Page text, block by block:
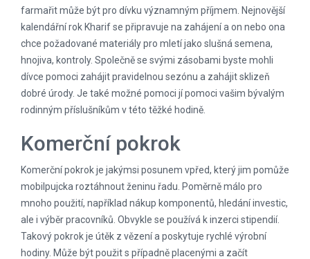
farmařit může být pro dívku významným příjmem. Nejnovější
kalendářní rok Kharif se připravuje na zahájení a on nebo ona
chce požadované materiály pro mletí jako slušná semena,
hnojiva, kontroly. Společně se svými zásobami byste mohli
dívce pomoci zahájit pravidelnou sezónu a zahájit sklizeň
dobré úrody. Je také možné pomoci jí pomoci vašim bývalým
rodinným příslušníkům v této těžké hodině.
Komerční pokrok
Komerční pokrok je jakýmsi posunem vpřed, který jim pomůže
mobilpujcka roztáhnout ženinu řadu. Poměrně málo pro
mnoho použití, například nákup komponentů, hledání investic,
ale i výběr pracovníků. Obvykle se používá k inzerci stipendií.
Takový pokrok je útěk z vězení a poskytuje rychlé výrobní
hodiny. Může být použit s případně placenými a začít